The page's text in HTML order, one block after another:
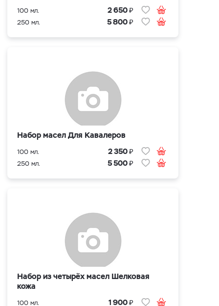
100 мл. 2 650₽
250 мл. 5 800₽
Набор масел Для Кавалеров
100 мл. 2 350₽
250 мл. 5 500₽
Набор из четырёх масел Шелковая
кожа
100 мл. 1 900₽